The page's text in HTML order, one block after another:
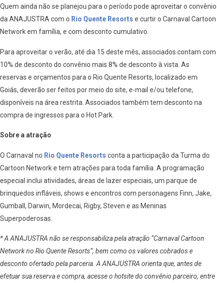
Quem ainda não se planejou para o período pode aproveitar o convênio
da ANAJUSTRA com o Rio Quente Resorts e curtir o Carnaval Cartoon
Network em família, e com desconto cumulativo.
Para aproveitar o verão, até dia 15 deste mês, associados contam com
10% de desconto do convênio mais 8% de desconto à vista. As
reservas e orçamentos para o Rio Quente Resorts, localizado em
Goiás, deverão ser feitos por meio do site, e-mail e/ou telefone,
disponíveis na área restrita. Associados também tem desconto na
compra de ingressos para o Hot Park.
Sobre a atração
O Carnaval no Rio Quente Resorts conta a participação da Turma do
Cartoon Network e tem atrações para toda família. A programação
especial inclui atividades, áreas de lazer especiais, um parque de
brinquedos infláveis, shows e encontros com personagens Finn, Jake,
Gumball, Darwin, Mordecai, Rigby, Steven e as Meninas
Superpoderosas.
* A ANAJUSTRA não se responsabiliza pela atração “Carnaval Cartoon
Network no Rio Quente Resorts”, bem como os valores cobrados e
desconto ofertado pela parceria. A ANAJUSTRA orienta que, antes de
efetuar sua reserva e compra, acesse o hotsite do convênio parceiro, entre